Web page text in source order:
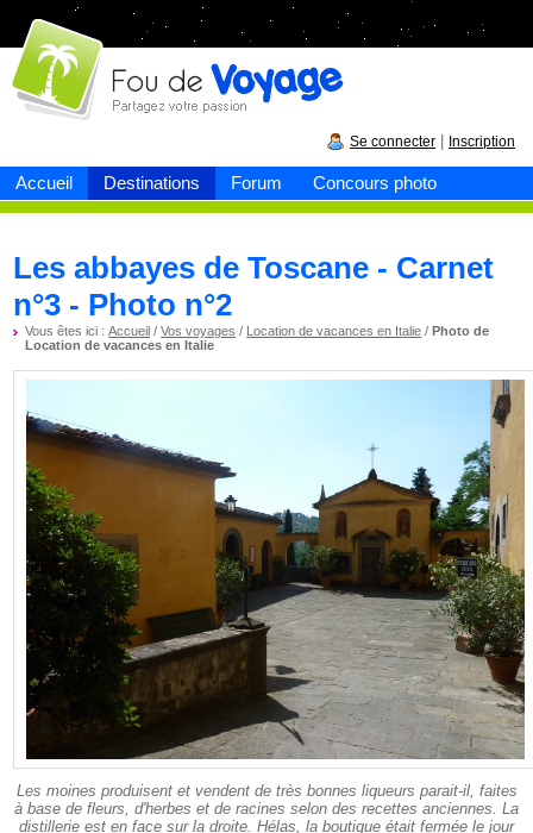
Accueil Destinations Forum Concours photo
Fou devoyage
Se connecter Inscription
Les abbayes de Toscane - Carnet
n°3 - Photo n°2
Vous êtes ici :Accueil /Vos voyages / Location de vacances en Italie /Photo de
Location de vacances en Italie
Les moines produisent et vendent de très bonnes liqueurs parait-il, faites
à base de fleurs, d'herbes et de racines selon des recettes anciennes. La
distillerie est en face sur la droite. Hélas, la boutique était fermée le jour